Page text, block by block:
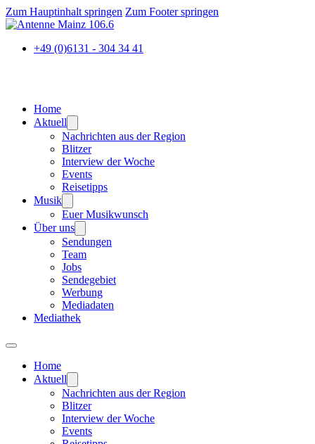
Zum Hauptinhalt springen Zum Footer springen
+49 (0)6131 - 304 34 41
Home
Aktuell
Nachrichten aus der Region
Blitzer
Interview der Woche
Events
Reisetipps
Musik
Euer Musikwunsch
Über uns
Sendungen
Team
Jobs
Sendegebiet
Werbung
Mediadaten
Mediathek
Home
Aktuell
Nachrichten aus der Region
Blitzer
Interview der Woche
Events